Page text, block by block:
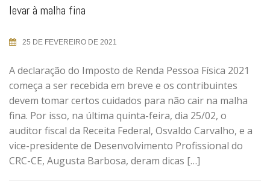
levar à malha fina
25 DE FEVEREIRO DE 2021
A declaração do Imposto de Renda Pessoa Física 2021
começa a ser recebida em breve e os contribuintes
devem tomar certos cuidados para não cair na malha
fina. Por isso, na última quinta-feira, dia 25/02, o
auditor fiscal da Receita Federal, Osvaldo Carvalho, e a
vice-presidente de Desenvolvimento Profissional do
CRC-CE, Augusta Barbosa, deram dicas […]